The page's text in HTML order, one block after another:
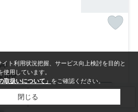
18分
市ガス シャワー
シューズボックス
ト利用状況把握、サービス向上検討を目的と
用しています。
取扱いについて」をご確認ください。
閉じる